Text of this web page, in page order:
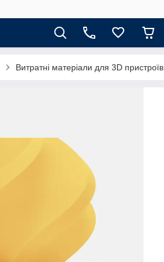
Витратні матеріали для 3D пристроїв